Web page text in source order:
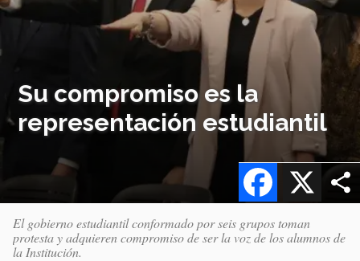
Su compromiso es la
representación estudiantil
X
Facebook
El gobierno estudiantil conformado por seis grupos toman
protesta y adquieren compromiso de ser la voz de los alumnos de
la Institución.